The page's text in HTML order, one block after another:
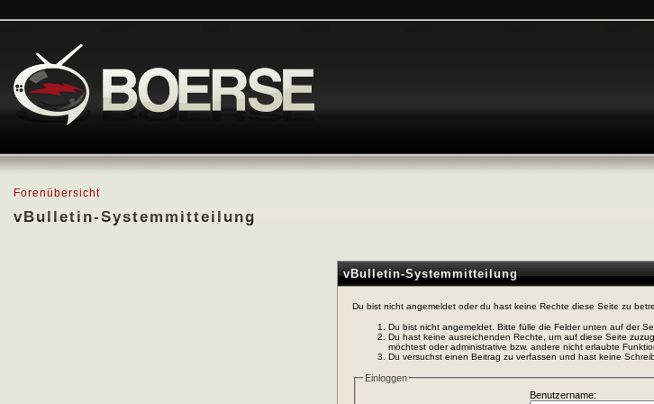
Forenübersicht
vBulletin-Systemmitteilung
vBulletin-Systemmitteilung
Du bist nicht angemeldet oder du hast keine Rechte diese Seite zu
Du bist nicht angemeldet. Bitte fülle die Felder unten auf der
Du hast keine ausreichenden Rechte, um auf diese Seite
möchtest oder administrative bzw. andere nicht erlaubte
Du versuchst einen Beitrag zu verfassen und hast keine
Einloggen
Benutzername: